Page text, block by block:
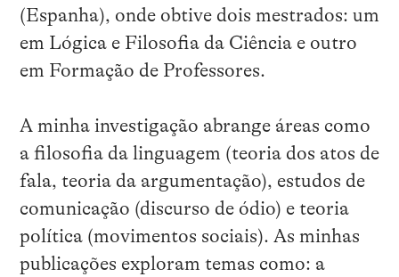
(Espanha), onde obtive dois mestrados: um
em Lógica e Filosofia da Ciência e outro
em Formação de Professores.
A minha investigação abrange áreas como
a filosofia da linguagem (teoria dos atos de
fala, teoria da argumentação), estudos de
comunicação (discurso de ódio) e teoria
política (movimentos sociais). As minhas
publicações exploram temas como: a